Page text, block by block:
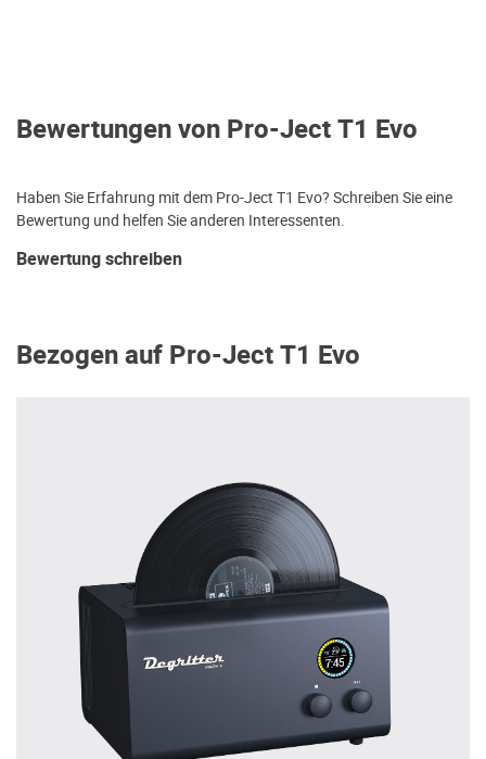
Bewertungen von Pro-Ject T1 Evo
Haben Sie Erfahrung mit dem Pro-Ject T1 Evo? Schreiben Sie eine
Bewertung und helfen Sie anderen Interessenten.
Bewertung schreiben
Bezogen auf Pro-Ject T1 Evo